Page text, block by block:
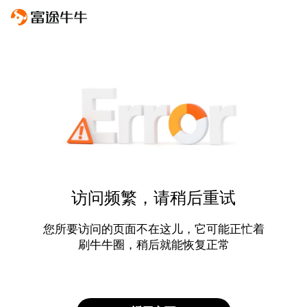
访问频繁，请稍后重试
您所要访问的页面不在这儿，它可能正忙着
刷牛牛圈，稍后就能恢复正常